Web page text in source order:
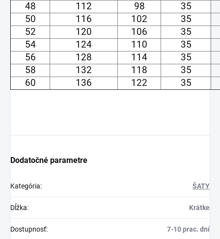
48
112 98
35
50
116 102
35
52
120 106
35
54
124 110
35
56
128 114
35
58
132 118
35
60
136 122 35
Dodatočné parametre
Kategória: ŠATY
Dĺžka: Krátke
Dostupnosť: 7-10 prac. dní